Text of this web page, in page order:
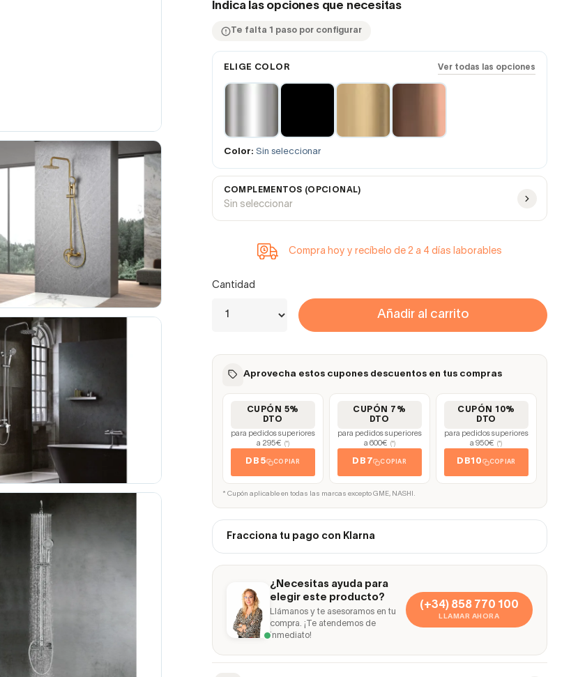
Indica las opciones que necesitas
Te falta 1 paso por configurar
ELIGE COLOR Ver todas las opciones
Color: Sin seleccionar
COMPLEMENTOS (OPCIONAL)
Sin seleccionar
Compra hoy y recíbelo de 2 a 4 días laborables
Cantidad
Añadir al carrito
Aprovecha estos cupones descuentos en tus compras
CUPÓN 5%
DTO
para pedidos superiores
a 295€
(*)
DB5 COPIAR
CUPÓN 7%
DTO
para pedidos superiores
a 600€
(*)
DB7 COPIAR
CUPÓN 10%
DTO
para pedidos superiores
a 950€
(*)
DB10 COPIAR
* Cupón aplicable en todas las marcas excepto GME, NASHI.
Fracciona tu pago con Klarna
¿Necesitas ayuda para
elegir este producto?
Llámanos y te asesoramos en tu
compra. ¡Te atendemos de
inmediato!
(+34) 858 770 100
LLAMAR AHORA